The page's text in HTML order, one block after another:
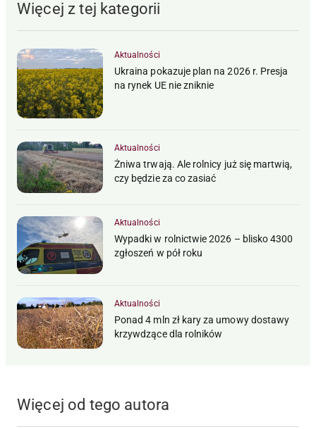
Więcej z tej kategorii
Aktualności
Ukraina pokazuje plan na 2026 r. Presja
na rynek UE nie zniknie
Aktualności
Żniwa trwają. Ale rolnicy już się martwią,
czy będzie za co zasiać
Aktualności
Wypadki w rolnictwie 2026 – blisko 4300
zgłoszeń w pół roku
Aktualności
Ponad 4 mln zł kary za umowy dostawy
krzywdzące dla rolników
Więcej od tego autora